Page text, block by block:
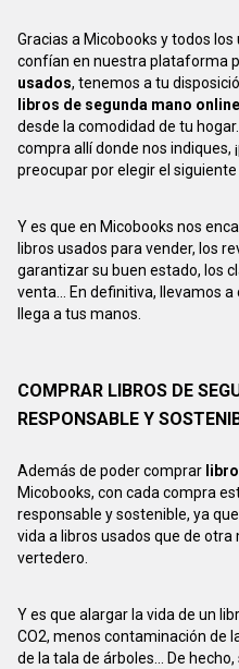
Gracias a Micobooks y todos
confían en nuestra plataforma
usados, tenemos a tu
libros de segunda mano online
desde la comodidad de tu
compra allí donde nos indiques,
preocupar por elegir el
Y es que en Micobooks nos
libros usados para vender, los
garantizar su buen estado, los
venta... En definitiva, llevamos
llega a tus manos.
COMPRAR LIBROS DE
RESPONSABLE Y
Además de poder comprar
Micobooks, con cada compra
responsable y sostenible, ya
vida a libros usados que de otra
vertedero.
Y es que alargar la vida de un
CO2, menos contaminación de
de la tala de árboles... De